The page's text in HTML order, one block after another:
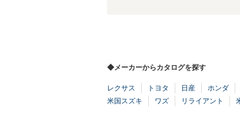
◆メーカーからカタログを探す
レクサス トヨタ 日産 ホンダ
米国スズキ
ワズ リライアント